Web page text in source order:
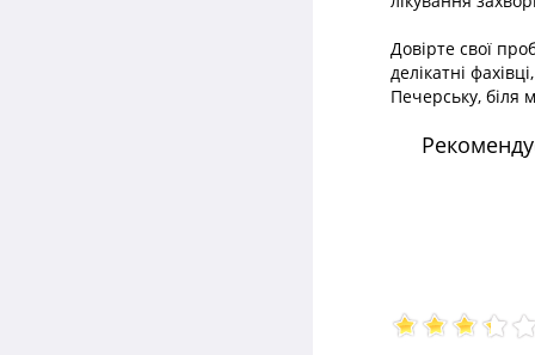
Довірте свої
делікатні
Печерську, біля